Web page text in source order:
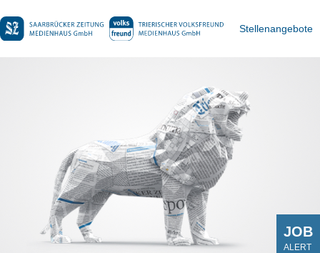
Stellenangebote
JOB
ALERT